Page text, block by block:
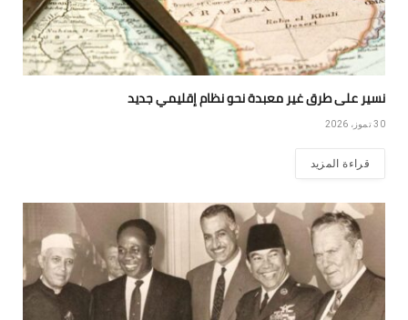
نسير على طرق غير معبدة نحو نظام إقليمي جديد
30 تموز، 2026
قراءة المزيد